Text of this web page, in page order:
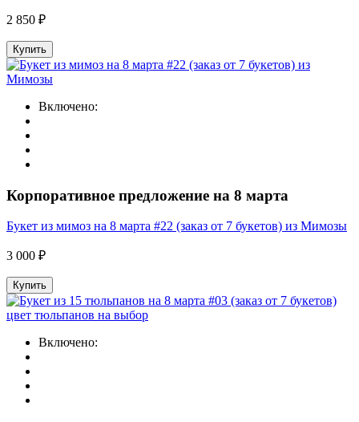
2 850 ₽
Купить
Включено:
Корпоративное предложение на 8 марта
Букет из мимоз на 8 марта #22 (заказ от 7 букетов) из Мимозы
3 000 ₽
Купить
Включено: